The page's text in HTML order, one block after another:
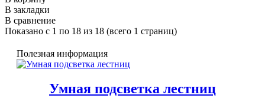
В закладки
В сравнение
Показано с 1 по 18 из 18 (всего 1 страниц)
Полезная информация
Умная подсветка лестниц